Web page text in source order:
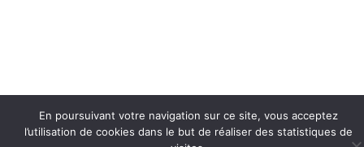
En poursuivant votre navigation sur ce site, vous acceptez
l’utilisation de cookies dans le but de réaliser des statistiques de